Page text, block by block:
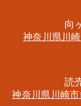
向
神奈川県川
読
神奈川県川崎市